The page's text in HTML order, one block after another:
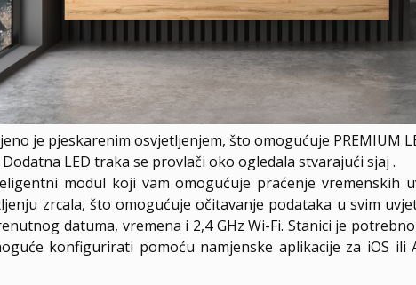
je pjeskarenim osvjetljenjem, što omogućuje PREMIUM
LED traka se provlači oko ogledala stvarajući sjaj .
modul koji vam omogućuje praćenje vremenskih
zrcala, što omogućuje očitavanje podataka u svim
datuma, vremena i 2,4 GHz Wi-Fi. Stanici je
konfigurirati pomoću namjenske aplikacije za iOS